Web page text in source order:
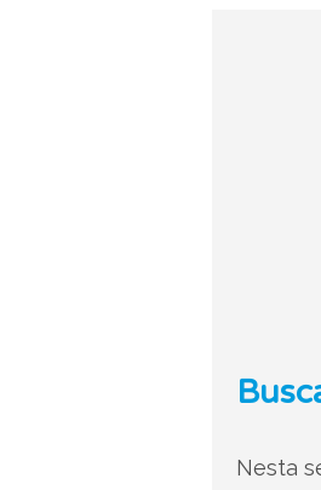
Nesta